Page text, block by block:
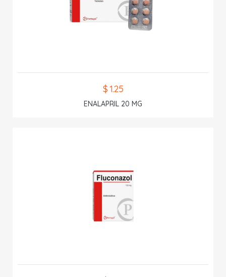
$ 1.25
ENALAPRIL 20 MG